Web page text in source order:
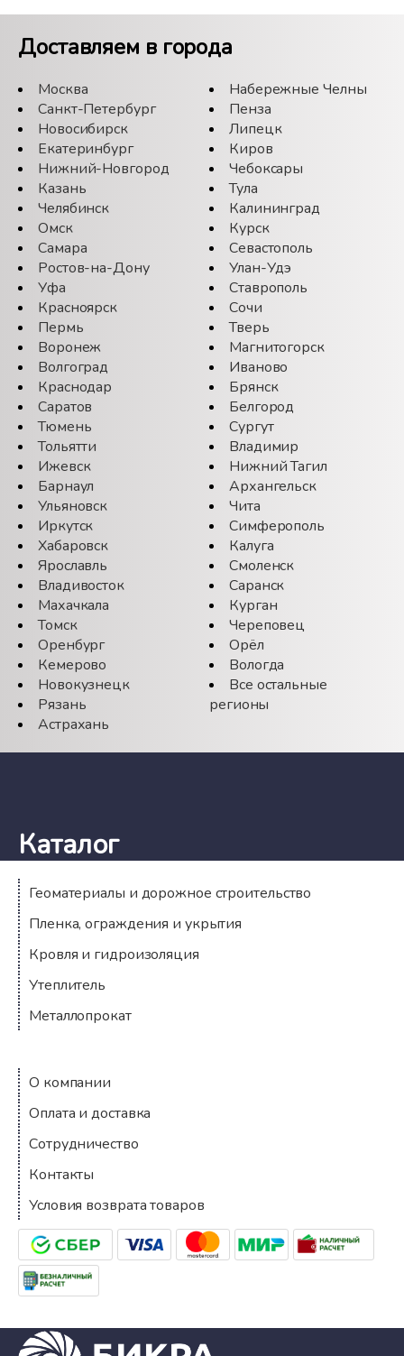
Доставляем в города
Москва
Санкт-Петербург
Новосибирск
Екатеринбург
Нижний-Новгород
Казань
Челябинск
Омск
Самара
Ростов-на-Дону
Уфа
Красноярск
Пермь
Воронеж
Волгоград
Краснодар
Саратов
Тюмень
Тольятти
Ижевск
Барнаул
Ульяновск
Иркутск
Хабаровск
Ярославль
Владивосток
Махачкала
Томск
Оренбург
Кемерово
Новокузнецк
Рязань
Астрахань
Набережные Челны
Пенза
Липецк
Киров
Чебоксары
Тула
Калининград
Курск
Севастополь
Улан-Удэ
Ставрополь
Сочи
Тверь
Магнитогорск
Иваново
Брянск
Белгород
Сургут
Владимир
Нижний Тагил
Архангельск
Чита
Симферополь
Калуга
Смоленск
Саранск
Курган
Череповец
Орёл
Вологда
Все остальные
регионы
Каталог
Геоматериалы и дорожное строительство
Пленка, ограждения и укрытия
Кровля и гидроизоляция
Утеплитель
Металлопрокат
Компания
О компании
Оплата и доставка
Сотрудничество
Контакты
Условия возврата товаров